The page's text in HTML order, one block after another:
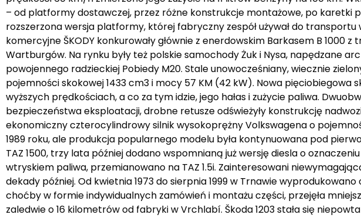
– od platformy dostawczej, przez różne konstrukcje montażowe, po karetki
rozszerzona wersja platformy, której fabryczny zespół używał do
komercyjne ŠKODY konkurowały głównie z enerdowskim Barkasem B 1000
Wartburgów. Na rynku były też polskie samochody Żuk i Nysa, napędzane
powojennego radzieckiej Pobiedy M20. Stale unowocześniany, wiecznie
pojemności skokowej 1433 cm3 i mocy 57 KM (42 kW). Nowa
wyższych prędkościach, a co za tym idzie, jego hałas i zużycie paliwa.
bezpieczeństwa eksploatacji, drobne retusze odświeżyły konstrukcję
ekonomiczny czterocylindrowy silnik wysokoprężny Volkswagena o
1989 roku, ale produkcja popularnego modelu była kontynuowana pod
TAZ 1500, trzy lata później dodano wspomnianą już wersję diesla o
wtryskiem paliwa, przemianowano na TAZ 1.5i. Zainteresowani
dekady później. Od kwietnia 1973 do sierpnia 1999 w Trnawie
choćby w formie indywidualnych zamówień i montażu części, przejęła
zaledwie o 16 kilometrów od fabryki w Vrchlabí. Škoda 1203 stała się